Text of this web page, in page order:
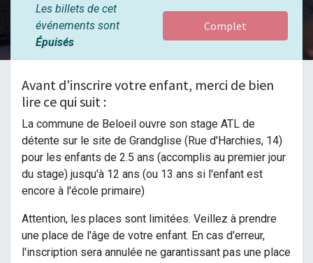
Les billets de cet
événements sont
Épuisés
Complet
Avant d'inscrire votre enfant, merci de bien
lire ce qui suit :
La commune de Beloeil ouvre son stage ATL de
détente sur le site de Grandglise (Rue d'Harchies, 14)
pour les enfants de 2.5 ans (accomplis au premier jour
du stage) jusqu'à 12 ans (ou 13 ans si l'enfant est
encore à l'école primaire)
Attention, les places sont limitées. Veillez à prendre
une place de l'âge de votre enfant. En cas d'erreur,
l'inscription sera annulée ne garantissant pas une place